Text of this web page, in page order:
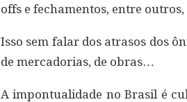
offs e fechamentos, entre
Isso sem falar dos atrasos dos
de mercadorias, de obras…
A impontualidade no Brasil é